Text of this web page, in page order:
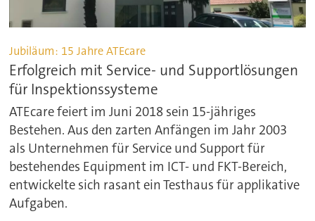
Jubiläum: 15 Jahre ATEcare
Erfolgreich mit Service- und Supportlösungen
für Inspektionssysteme
ATEcare feiert im Juni 2018 sein 15-jähriges
Bestehen. Aus den zarten Anfängen im Jahr 2003
als Unternehmen für Service und Support für
bestehendes Equipment im ICT- und FKT-Bereich,
entwickelte sich rasant ein Testhaus für applikative
Aufgaben.